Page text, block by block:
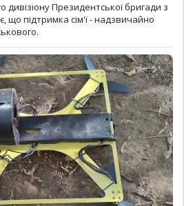
дивізіону Президентської бригади з
підтримка сім'ї - надзвичайно